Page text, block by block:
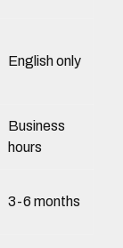
English only
Business
hours
3-6 months